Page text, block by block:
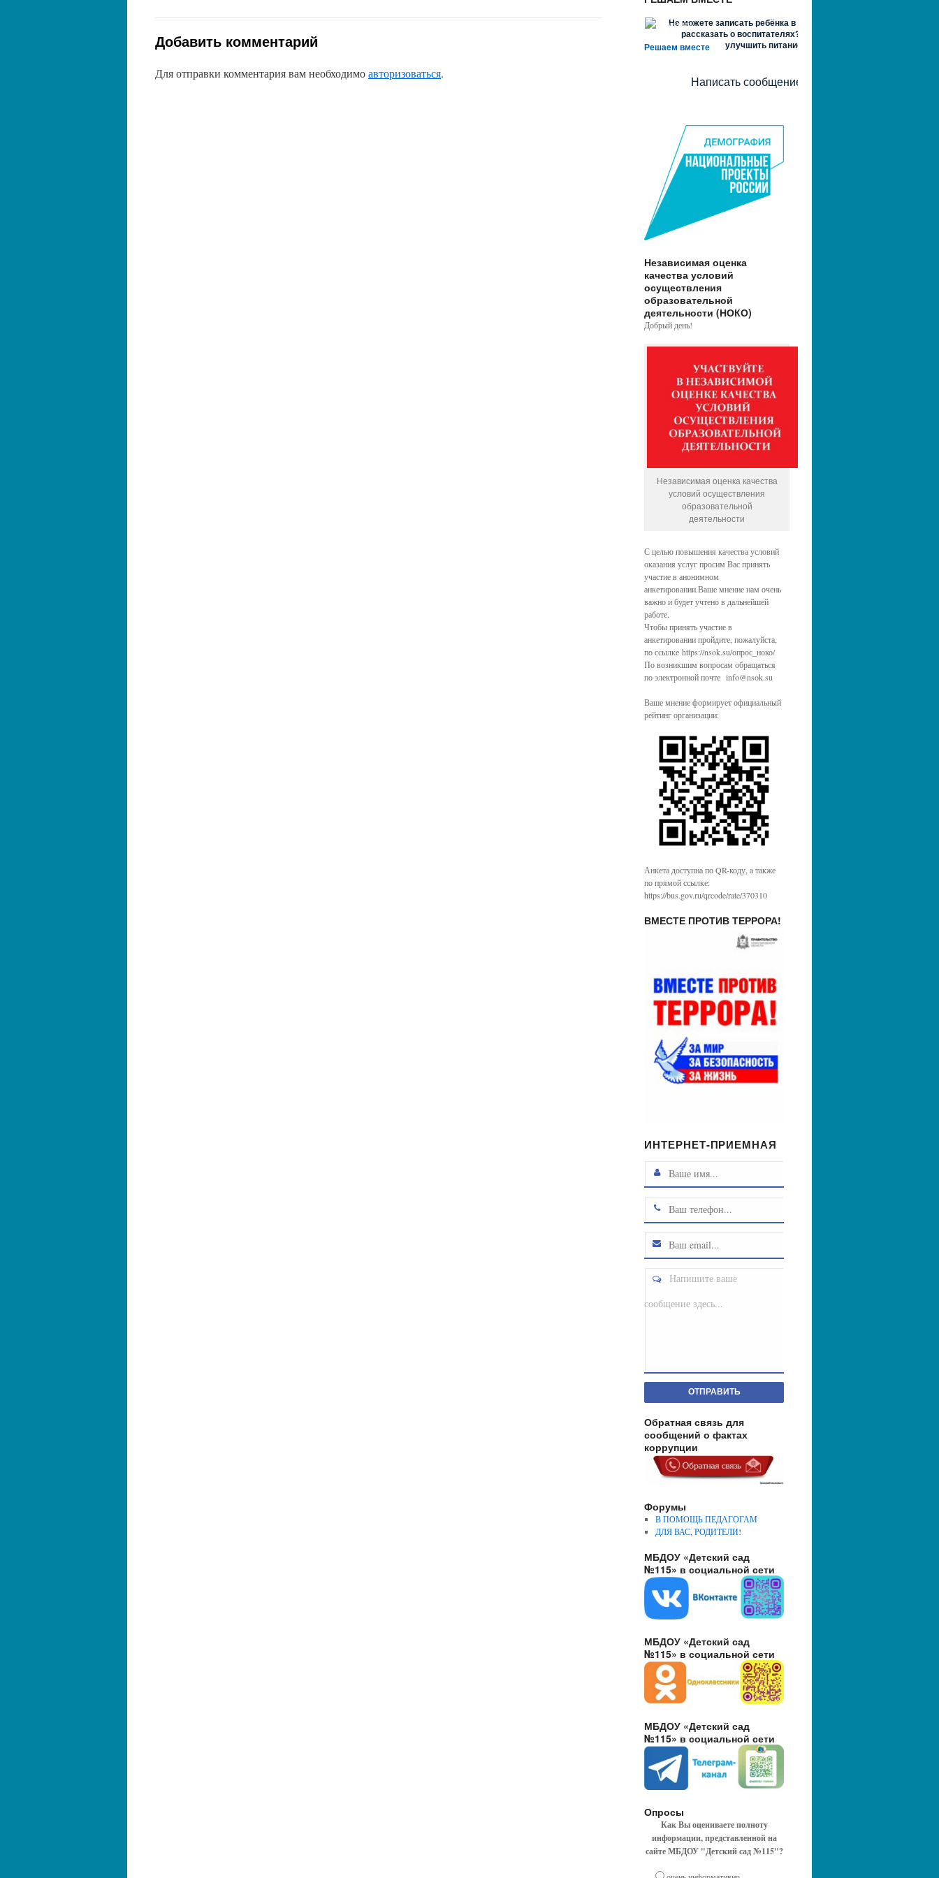
Добавить комментарий
Для отправки комментария вам необходимоавторизоваться.
Решаем вместе
Не можете записать ребёнка в сад? Хотите
рассказать о воспитателях? Знаете, как
улучшить питание и занятия?
Написать сообщение
Независимая оценка
качества условий
осуществления
образовательной
деятельности (НОКО)
Добрый день!
Независимая оценка качества
условий осуществления
образовательной
деятельности
С целью повышения качества условий
оказания услуг просим Вас принять
участие в анонимном
анкетировании.Ваше мнение нам очень
важно и будет учтено в дальнейшей
работе.
Чтобы принять участие в
анкетировании пройдите, пожалуйста,
по ссылке https://nsok.su/опрос_ноко/
По возникшим вопросам обращаться
по электронной почте info@nsok.su
Ваше мнение формирует официальный
рейтинг организации:
Анкета доступна по QR-коду, а также
по прямой ссылке:
https://bus.gov.ru/qrcode/rate/370310
ВМЕСТЕ ПРОТИВ ТЕРРОРА!
ИНТЕРНЕТ-ПРИЕМНАЯ
Напишите ваше
сообщение здесь...
ОТПРАВИТЬ
Обратная связь для
сообщений о фактах
коррупции
Форумы
В ПОМОЩЬ ПЕДАГОГАМ
ДЛЯ ВАС, РОДИТЕЛИ!
МБДОУ «Детский сад
№115» в социальной сети
МБДОУ «Детский сад
№115» в социальной сети
МБДОУ «Детский сад
№115» в социальной сети
Опросы
Как Вы оцениваете полноту
информации, представленной на
сайте МБДОУ "Детский сад №115"?